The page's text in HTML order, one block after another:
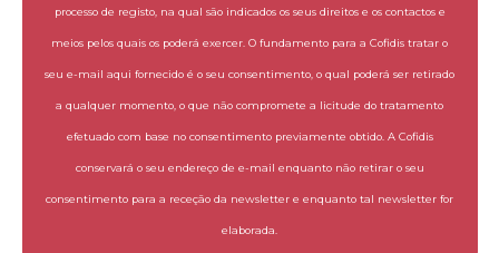
processo de registo, na qual são indicados os seus direitos e os contactos e
meios pelos quais os poderá exercer. O fundamento para a Cofidis tratar o
seu e-mail aqui fornecido é o seu consentimento, o qual poderá ser retirado
a qualquer momento, o que não compromete a licitude do tratamento
efetuado com base no consentimento previamente obtido. A Cofidis
conservará o seu endereço de e-mail enquanto não retirar o seu
consentimento para a receção da newsletter e enquanto tal newsletter for
elaborada.